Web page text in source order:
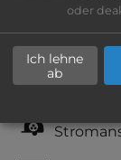
oder
Ich lehne
ab